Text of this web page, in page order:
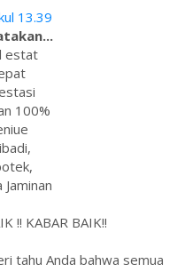
13.39
estat
100%
!! KABAR BAIK!!
tahu Anda bahwa semua